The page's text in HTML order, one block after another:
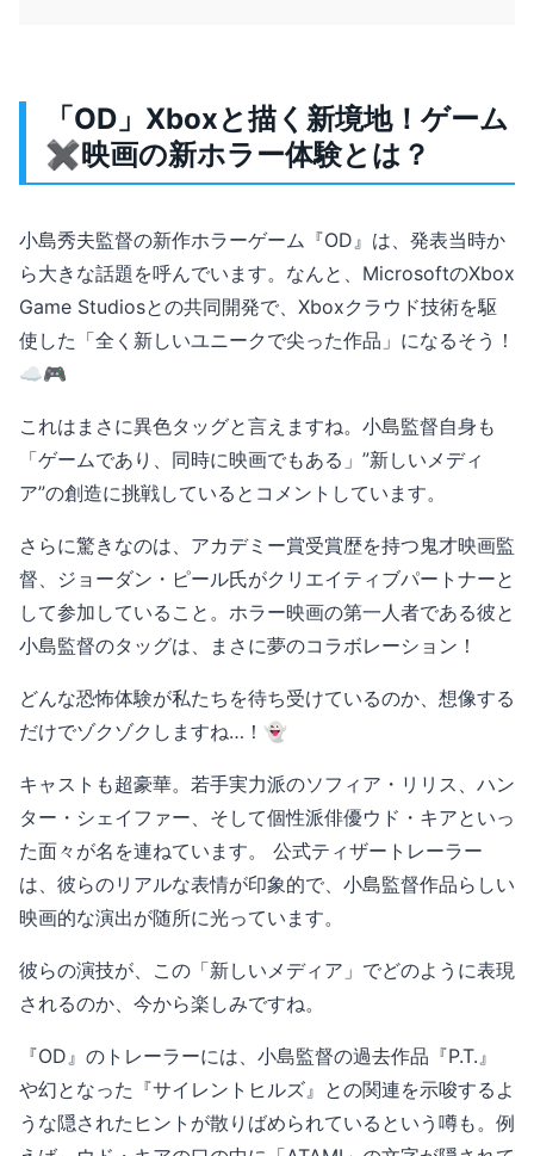
「OD」Xboxと描く新境地！ゲーム
✖️映画の新ホラー体験とは？
小島秀夫監督の新作ホラーゲーム『OD』は、発表当時か
ら大きな話題を呼んでいます。なんと、MicrosoftのXbox
Game Studiosとの共同開発で、Xboxクラウド技術を駆
使した「全く新しいユニークで尖った作品」になるそう！
☁️🎮
これはまさに異色タッグと言えますね。小島監督自身も
「ゲームであり、同時に映画でもある」”新しいメディ
ア”の創造に挑戦しているとコメントしています。
さらに驚きなのは、アカデミー賞受賞歴を持つ鬼才映画監
督、ジョーダン・ピール氏がクリエイティブパートナーと
して参加していること。ホラー映画の第一人者である彼と
小島監督のタッグは、まさに夢のコラボレーション！
どんな恐怖体験が私たちを待ち受けているのか、想像する
だけでゾクゾクしますね…！👻
キャストも超豪華。若手実力派のソフィア・リリス、ハン
ター・シェイファー、そして個性派俳優ウド・キアといっ
た面々が名を連ねています。 公式ティザートレーラー
は、彼らのリアルな表情が印象的で、小島監督作品らしい
映画的な演出が随所に光っています。
彼らの演技が、この「新しいメディア」でどのように表現
されるのか、今から楽しみですね。
『OD』のトレーラーには、小島監督の過去作品『P.T.』
や幻となった『サイレントヒルズ』との関連を示唆するよ
うな隠されたヒントが散りばめられているという噂も。例